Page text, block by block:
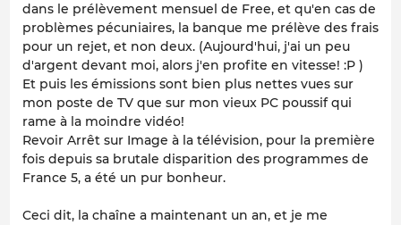
dans le prélèvement mensuel de Free, et qu'en cas de
problèmes pécuniaires, la banque me prélève des frais
pour un rejet, et non deux. (Aujourd'hui, j'ai un peu
d'argent devant moi, alors j'en profite en vitesse! :P )
Et puis les émissions sont bien plus nettes vues sur
mon poste de TV que sur mon vieux PC poussif qui
rame à la moindre vidéo!
Revoir Arrêt sur Image à la télévision, pour la première
fois depuis sa brutale disparition des programmes de
France 5, a été un pur bonheur.
Ceci dit, la chaîne a maintenant un an, et je me